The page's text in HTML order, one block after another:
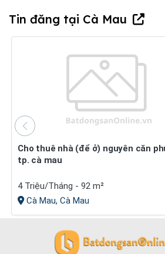
Tin đăng tại Cà Mau
Cho thuê nhà (để ở) nguyên căn phường 5,
tp. cà mau
4 Triệu/Tháng - 92 m²
Cà Mau, Cà Mau